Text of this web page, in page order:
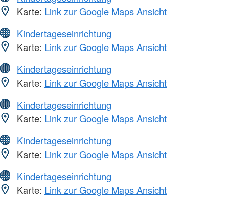
Karte: Link zur Google Maps Ansicht
Kindertageseinrichtung
Karte: Link zur Google Maps Ansicht
Kindertageseinrichtung
Karte: Link zur Google Maps Ansicht
Kindertageseinrichtung
Karte: Link zur Google Maps Ansicht
Kindertageseinrichtung
Karte: Link zur Google Maps Ansicht
Kindertageseinrichtung
Karte: Link zur Google Maps Ansicht